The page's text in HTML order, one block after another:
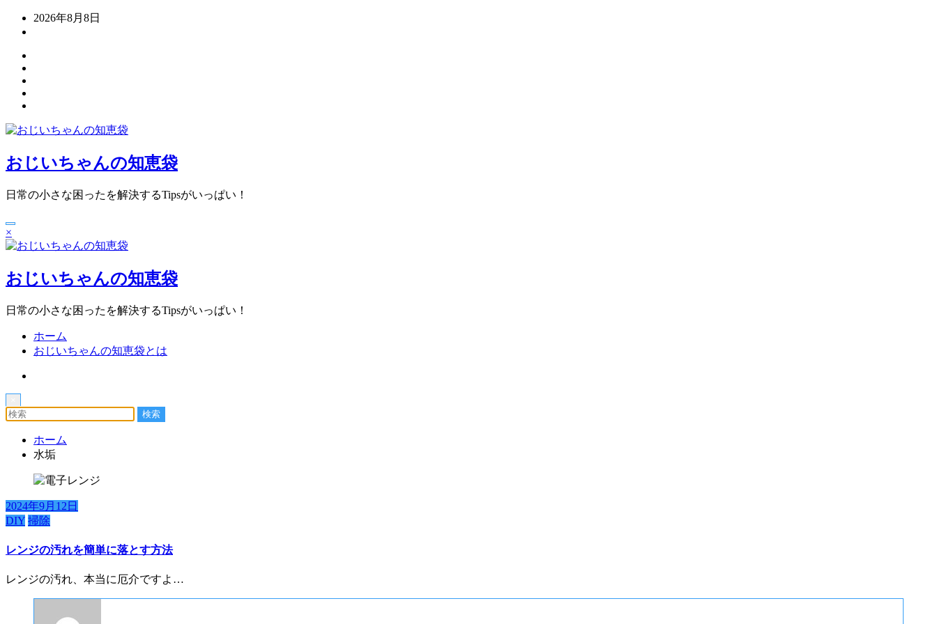
ッ
2026年8月8日
おじいちゃんの知恵袋
日常の小さな困ったを解決するTipsがいっぱい！
×
おじいちゃんの知恵袋
日常の小さな困ったを解決するTipsがいっぱい！
ホーム
おじいちゃんの知恵袋とは
ホーム
水垢
2024年9月12日
DIY 掃除
レンジの汚れを簡単に落とす方法
レンジの汚れ、本当に厄介ですよ…